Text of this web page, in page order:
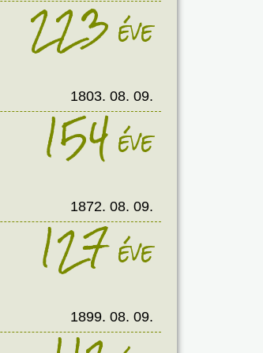
223éve
1803. 08. 09.
154éve
1872. 08. 09.
127éve
1899. 08. 09.